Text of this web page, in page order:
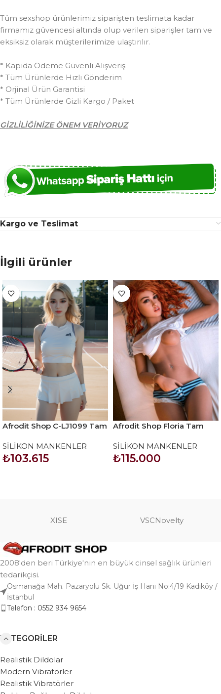
Tüm sexshop ürünlerimiz siparişten teslimata kadar
firmamız güvencesi altında olup verilen siparişler tam ve
eksiksiz olarak müşterilerimize ulaştırılır.
* Kapıda Ödeme Güvenli Alışveriş
* Tüm Ürünlerde Hızlı Gönderim
* Orjinal Ürün Garantisi
* Tüm Ürünlerde Gizli Kargo / Paket
GİZLİLİĞİNİZE ÖNEM VERİYORUZ
Kargo ve Teslimat
İlgili ürünler
Afrodit Shop C-LJ1099 Tam
SİLİKON MANKENLER
₺103.615
Afrodit Shop Floria Tam
SİLİKON MANKENLER
₺115.000
XISE VSCNovelty
2008'den beri Türkiye'nin en büyük cinsel sağlık ürünleri
tedarikçisi.
Osmanağa Mah. Pazaryolu Sk. Uğur İş Hanı No:4/19 Kadıköy /
İstanbul
Telefon : 0552 934 9654
KATEGORILER
Realistik Dildolar
Modern Vibratörler
Realistik Vibratörler